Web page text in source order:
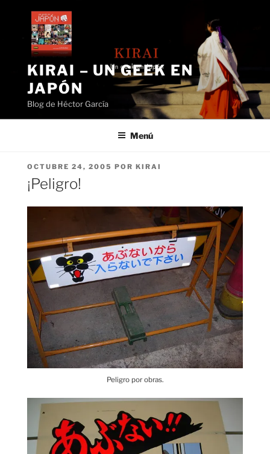
contenido
KIRAI – UN GEEK EN
JAPÓN
Blog de Héctor García
Menú
PUBLICADO
EL
OCTUBRE 24, 2005 POR KIRAI
¡Peligro!
Peligro por obras.